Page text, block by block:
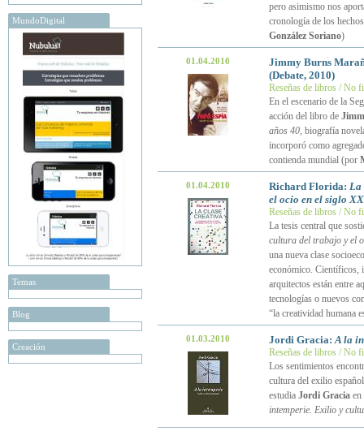
MundoDigital
Temas
Blog
Creación
pero asimismo nos
cronología de los
González Soriano)
01.04.2010
Jimmy Burns
(Debate, 2010)
Reseñas de libros / No
En el escenario de la
acción del libro de
años 40, biografía
incorporó como
contienda mundial (por
01.04.2010 Richard Florida: La
el ocio en el siglo
Reseñas de libros / No
La tesis central que
cultura del trabajo y el
una nueva clase
económico. Científicos,
arquitectos están entre
tecnologías o nuevos
“la creatividad humana
01.03.2010 Jordi Gracia:A la
Reseñas de libros / No
Los sentimientos
cultura del exilio
estudia Jordi Graciaen
intemperie. Exilio y